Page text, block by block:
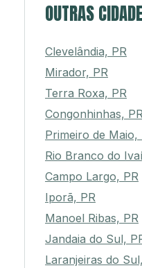
OUTRAS
Clevelândia, PR
Mirador, PR
Terra Roxa, PR
Congonhinhas,
Primeiro de Maio,
Rio Branco do
Campo Largo, PR
Iporã, PR
Manoel Ribas, PR
Jandaia do Sul,
Laranjeiras do